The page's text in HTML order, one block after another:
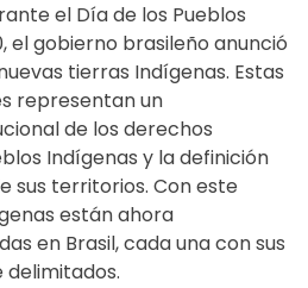
el Día de los Pueblos
el gobierno brasileño anunció
tierras Indígenas. Estas
representan un
de los derechos
Indígenas y la definición
sus territorios. Con este
están ahora
en Brasil, cada una con sus